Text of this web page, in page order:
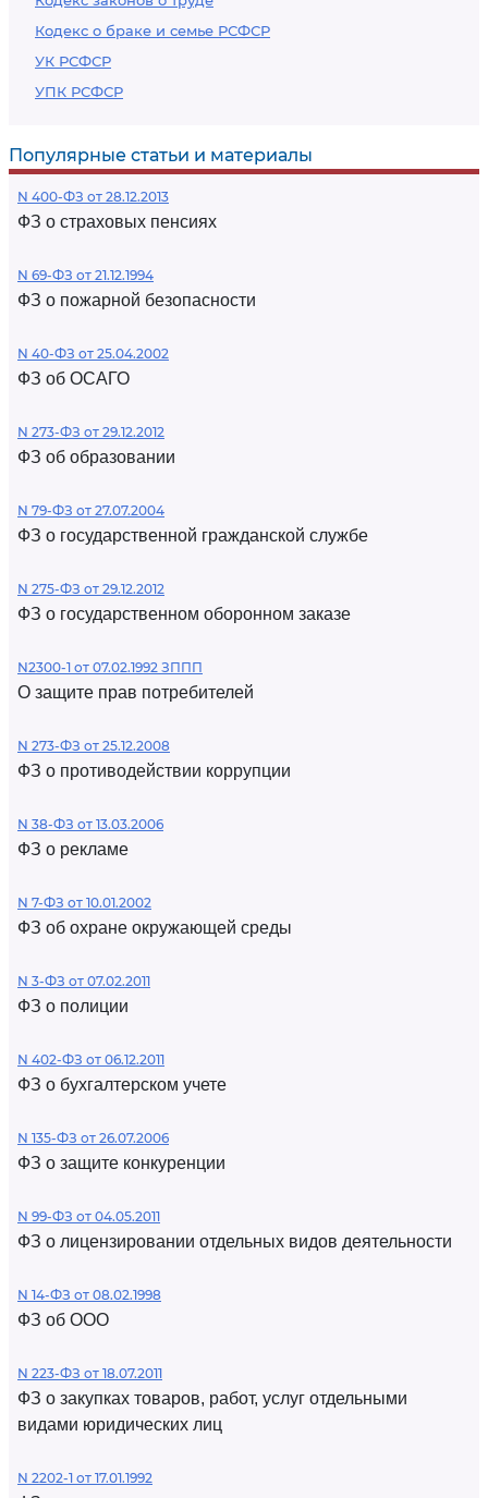
Кодекс о браке и семье РСФСР
УК РСФСР
УПК РСФСР
Популярные статьи и материалы
N 400-ФЗ от 28.12.2013
ФЗ о страховых пенсиях
N 69-ФЗ от 21.12.1994
ФЗ о пожарной безопасности
N 40-ФЗ от 25.04.2002
ФЗ об ОСАГО
N 273-ФЗ от 29.12.2012
ФЗ об образовании
N 79-ФЗ от 27.07.2004
ФЗ о государственной гражданской службе
N 275-ФЗ от 29.12.2012
ФЗ о государственном оборонном заказе
N2300-1 от 07.02.1992 ЗППП
О защите прав потребителей
N 273-ФЗ от 25.12.2008
ФЗ о противодействии коррупции
N 38-ФЗ от 13.03.2006
ФЗ о рекламе
N 7-ФЗ от 10.01.2002
ФЗ об охране окружающей среды
N 3-ФЗ от 07.02.2011
ФЗ о полиции
N 402-ФЗ от 06.12.2011
ФЗ о бухгалтерском учете
N 135-ФЗ от 26.07.2006
ФЗ о защите конкуренции
N 99-ФЗ от 04.05.2011
ФЗ о лицензировании отдельных видов деятельности
N 14-ФЗ от 08.02.1998
ФЗ об ООО
N 223-ФЗ от 18.07.2011
ФЗ о закупках товаров, работ, услуг отдельными
видами юридических лиц
N 2202-1 от 17.01.1992